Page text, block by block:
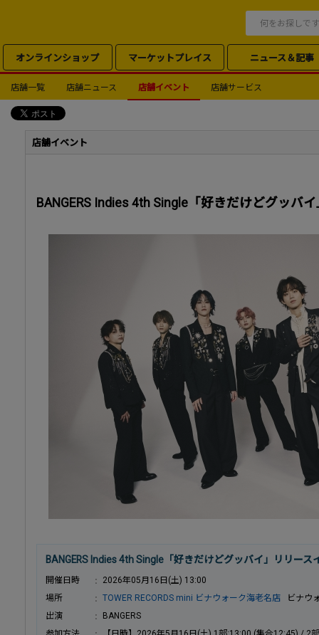
オンラインショップ マーケットプレイス ニュース＆記事
店舗一覧 店舗ニュース 店舗イベント 店舗サービス
店舗イベント
BANGERS Indies 4th Single「好きだけどグッバ
BANGERS Indies 4th Single「好きだけどグッバイ」リリース
開催日時
2026年05月16日(土) 13:00
場所
TOWER RECORDS mini ビナウォーク海老名店
ビナウ
出演
BANGERS